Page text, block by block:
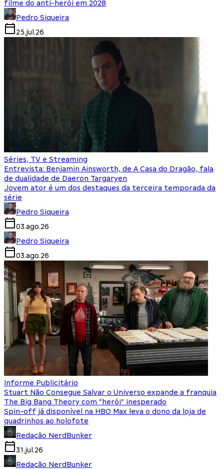
filme do anti-herói em 2028
Pedro Siqueira
25.jul.26
Séries, TV e Streaming
Entrevista: Benjamin Ainsworth, de A Casa do Dragão, fala
de dualidade de Daeron Targaryen
Jovem ator é um dos destaques da terceira temporada da
série
Pedro Siqueira
03.ago.26
Pedro Siqueira
03.ago.26
Informe Publicitário
Stuart Não Consegue Salvar o Universo expande a franquia
The Big Bang Theory com “herói” inesperado
Spin-off já disponível na HBO Max leva o dono da loja de
quadrinhos ao holofote
Redação NerdBunker
31.jul.26
Redação NerdBunker